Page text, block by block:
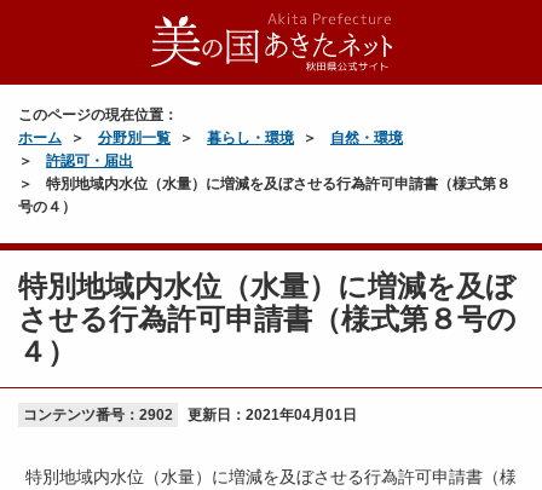
このページの現在位置：
ホーム
分野別一覧 暮らし・環境
自然・環境
許認可・届出
特別地域内水位（水量）に増減を及ぼさせる行為許可申請書（様式第８
号の４）
特別地域内水位（水量）に増減を及ぼ
させる行為許可申請書（様式第８号の
４）
コンテンツ番号：2902 更新日： 2021年04月01日
特別地域内水位（水量）に増減を及ぼさせる行為許可申請書（様